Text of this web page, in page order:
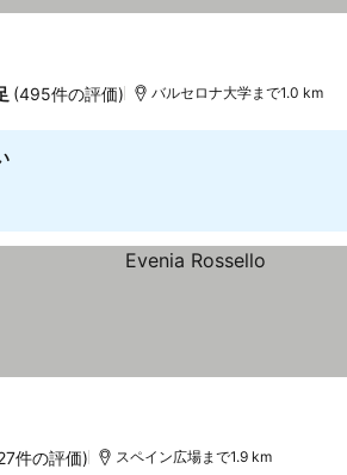
(495件の評価) バルセロナ大学まで1.0 km
件の評価) スペイン広場まで1.9 km